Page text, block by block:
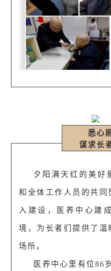
悉心
谋求长
夕阳满天红的美好
和全体工作人员的共同
入建设，医养中心建
境，为长者们提供了
场所。
医养中心里有位86